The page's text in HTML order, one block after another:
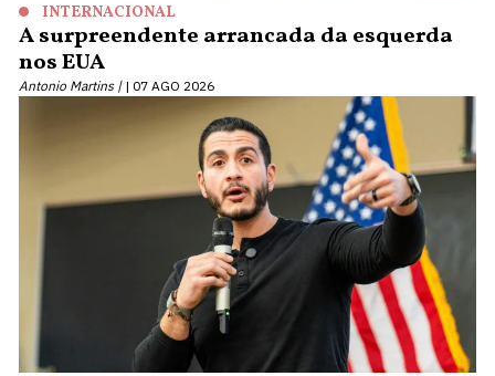
INTERNACIONAL
A surpreendente arrancada da esquerda
nos EUA
Antonio Martins | 07 AGO 2026